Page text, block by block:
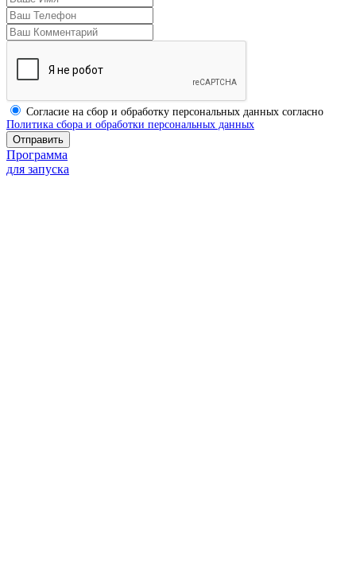
Согласие на сбор и обработку персональных данных согласно
Политика сбора и обработки персональных данных
Программа
для запуска